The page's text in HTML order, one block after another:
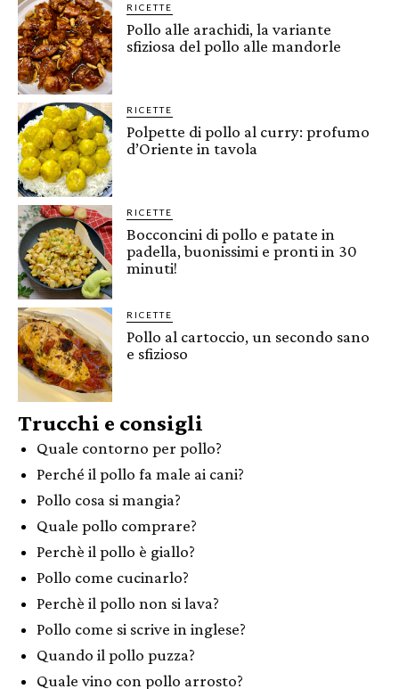
RICETTE
Pollo alle arachidi, la variante
sfiziosa del pollo alle mandorle
RICETTE
Polpette di pollo al curry: profumo
d’Oriente in tavola
RICETTE
Bocconcini di pollo e patate in
padella, buonissimi e pronti in 30
minuti!
RICETTE
Pollo al cartoccio, un secondo sano
e sfizioso
Trucchi e consigli
Quale contorno per pollo?
Perché il pollo fa male ai cani?
Pollo cosa si mangia?
Quale pollo comprare?
Perchè il pollo è giallo?
Pollo come cucinarlo?
Perchè il pollo non si lava?
Pollo come si scrive in inglese?
Quando il pollo puzza?
Quale vino con pollo arrosto?